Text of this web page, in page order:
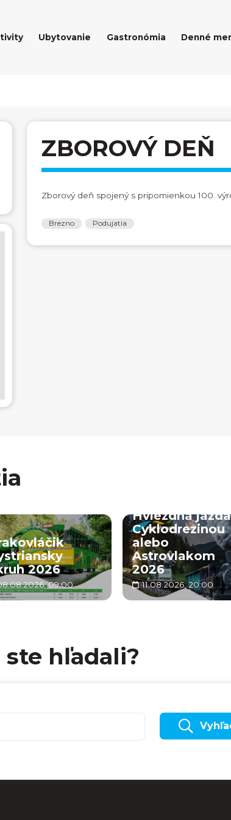
Ubytovanie Gastronómia Denné
ZBOROVÝ DEŇ
Zborový deň spojený s pripomienkou 100.
Brezno Podujatia
2026
09:00
Hviezdna jazda
Cyklodrezinou
alebo
Astrovlakom
2026
11.08.2026, 20:00
ste hľadali?